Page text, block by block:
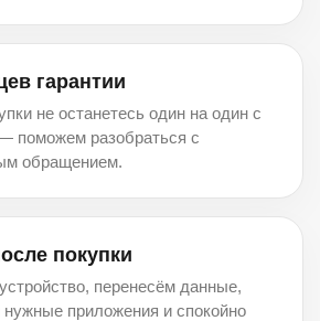
гарантии
не останетесь один на один с
поможем разобраться с
обращением.
покупки
перенесём данные,
нужные приложения и спокойно